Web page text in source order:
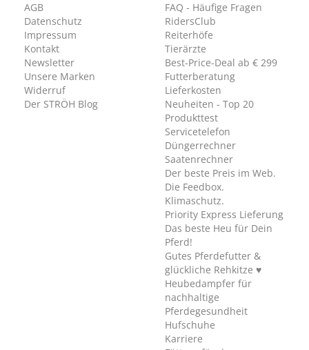
AGB
Datenschutz
Impressum
Kontakt
Newsletter
Unsere Marken
Widerruf
Der STRÖH Blog
FAQ - Häufige Fragen
RidersClub
Reiterhöfe
Tierärzte
Best-Price-Deal ab € 299
Futterberatung
Lieferkosten
Neuheiten - Top 20
Produkttest
Servicetelefon
Düngerrechner
Saatenrechner
Der beste Preis im Web.
Die Feedbox.
Klimaschutz.
Priority Express Lieferung
Das beste Heu für Dein
Pferd!
Gutes Pferdefutter &
glückliche Rehkitze ♥
Heubedampfer für
nachhaltige
Pferdegesundheit
Hufschuhe
Karriere